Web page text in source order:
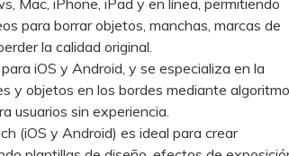
Mac, iPhone, iPad y en línea, permitiendo
para borrar objetos, manchas, marcas de
la calidad original.
iOS y Android, y se especializa en la
y objetos en los bordes mediante
usuarios sin experiencia.
(iOS y Android) es ideal para crear